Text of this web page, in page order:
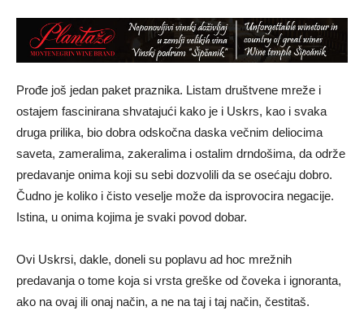
Prođe još jedan paket praznika. Listam društvene mreže i
ostajem fascinirana shvatajući kako je i Uskrs, kao i svaka
druga prilika, bio dobra odskočna daska večnim deliocima
saveta, zameralima, zakeralima i ostalim drndošima, da održe
predavanje onima koji su sebi dozvolili da se osećaju dobro.
Čudno je koliko i čisto veselje može da isprovocira negacije.
Istina, u onima kojima je svaki povod dobar.
Ovi Uskrsi, dakle, doneli su poplavu ad hoc mrežnih
predavanja o tome koja si vrsta greške od čoveka i ignoranta,
ako na ovaj ili onaj način, a ne na taj i taj način, čestitaš.